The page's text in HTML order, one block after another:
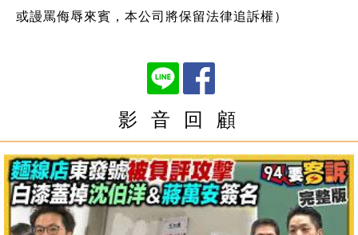
或謾罵侮辱來賓，本公司將保留法律追訴權）
影 音 回 顧